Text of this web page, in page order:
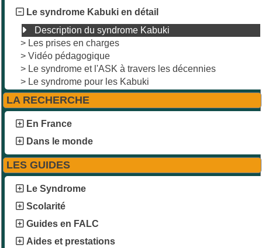
Le syndrome Kabuki en détail
Description du syndrome Kabuki
> Les prises en charges
> Vidéo pédagogique
> Le syndrome et l'ASK à travers les décennies
> Le syndrome pour les Kabuki
LA RECHERCHE
En France
Dans le monde
LES GUIDES
Le Syndrome
Scolarité
Guides en FALC
Aides et prestations